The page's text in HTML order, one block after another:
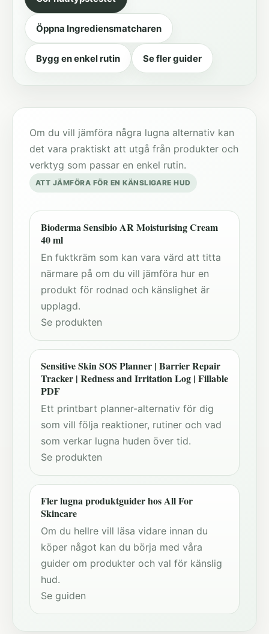
Öppna Ingrediensmatcharen
Bygg en enkel rutin Se fler guider
Om du vill jämföra några lugna alternativ kan
det vara praktiskt att utgå från produkter och
verktyg som passar en enkel rutin.
ATT JÄMFÖRA FÖR EN KÄNSLIGARE HUD
Bioderma Sensibio AR Moisturising Cream
40 ml
En fuktkräm som kan vara värd att titta
närmare på om du vill jämföra hur en
produkt för rodnad och känslighet är
upplagd.
Se produkten
Sensitive Skin SOS Planner | Barrier Repair
Tracker | Redness and Irritation Log | Fillable
PDF
Ett printbart planner-alternativ för dig
som vill följa reaktioner, rutiner och vad
som verkar lugna huden över tid.
Se produkten
Fler lugna produktguider hos All For
Skincare
Om du hellre vill läsa vidare innan du
köper något kan du börja med våra
guider om produkter och val för känslig
hud.
Se guiden